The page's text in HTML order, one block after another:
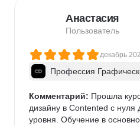
Анастасия
Пользователь
декабрь
Профессия
Комментарий: Прошла
дизайну в Contented с
уровня. Обучение в